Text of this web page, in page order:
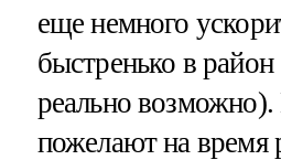
еще немного
быстренько в
реально
пожелают на время